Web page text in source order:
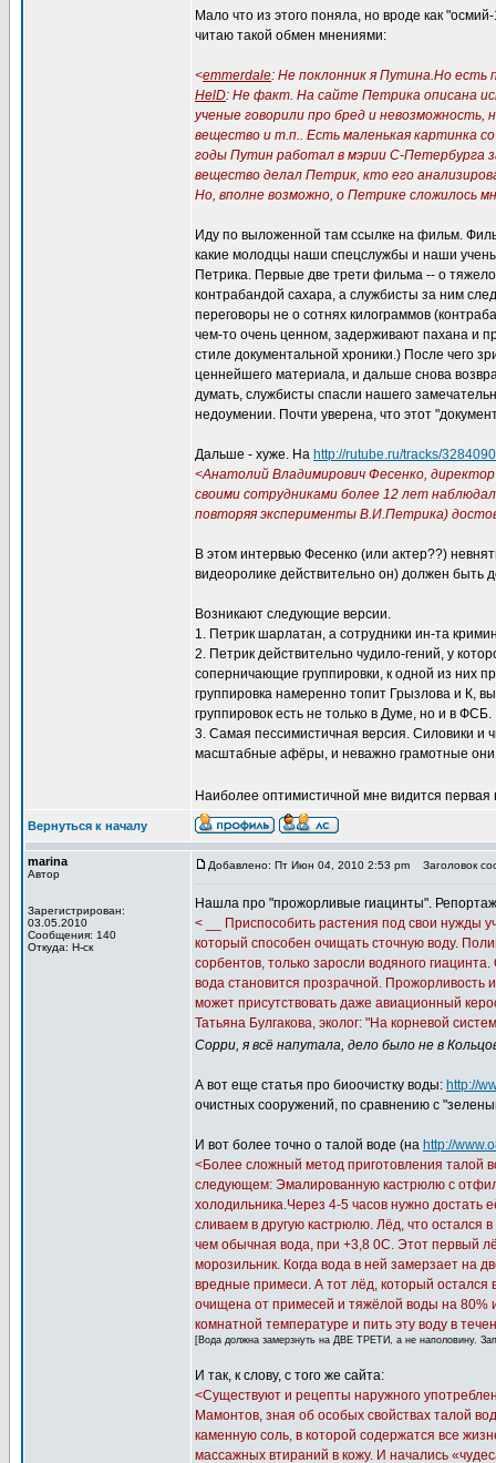
Мало что из этого поняла, но вроде как
читаю такой обмен мнениями:
<emmerdale: Не поклонник я Путина.Но есть
HelD: Не факт. На сайте Петрика описана
ученые говорили про бред и
вещество и т.п.. Есть маленькая картинка
годы Путин работал в мэрии С-Петербурга
вещество делал Петрик, кто его
Но, вполне возможно, о Петрике сложилось
Иду по выложенной там ссылке на фильм.
какие молодцы наши спецслужбы и наши
Петрика. Первые две трети фильма -- о
контрабандой сахара, а службисты за ним
переговоры не о сотнях килограммов
чем-то очень ценном, задерживают пахана и
стиле документальной хроники.) После чего
ценнейшего материала, и дальше снова
думать, службисты спасли нашего
недоумении. Почти уверена, что этот
Дальше - хуже. На http://rutube.ru/tracks/
<Анатолий Владимирович Фесенко,
своими сотрудниками более 12 лет
повторяя эксперименты В.И.Петрика)
В этом интервью Фесенко (или актер??)
видеоролике действительно он) должен быть
Возникают следующие версии.
1. Петрик шарлатан, а сотрудники ин-та
2. Петрик действительно чудило-гений, у
соперничающие группировки, к одной из них
группировка намеренно топит Грызлова и К,
группировок есть не только в Думе, но и в ФСБ.
3. Самая пессимистичная версия. Силовики и
масштабные афёры, и неважно грамотные они
Наиболее оптимистичной мне видится
Вернуться к началу
marina
Автор
Зарегистрирован:
03.05.2010
Сообщения: 140
Откуда: Н-ск
Добавлено: Пт Июн 04, 2010 2:53 pm Заголовок
Нашла про "прожорливые гиацинты".
< __ Приспособить растения под свои нужды
который способен очищать сточную воду.
сорбентов, только заросли водяного
вода становится прозрачной. Прожорливость
может присутствовать даже авиационный
Татьяна Булгакова, эколог: "На корневой
Сорри, я всё напутала, дело было не в
А вот еще статья про биоочистку воды: http://
очистных сооружений, по сравнению с
И вот более точно о талой воде (на http://
<Более сложный метод приготовления талой
следующем: Эмалированную кастрюлю с
холодильника.Через 4-5 часов нужно достать
сливаем в другую кастрюлю. Лёд, что остался
чем обычная вода, при +3,8 0C. Этот первый
морозильник. Когда вода в ней замерзает на
вредные примеси. А тот лёд, который остался
очищена от примесей и тяжёлой воды на 80%
комнатной температуре и пить эту воду в
[Вода должна замерзнуть на ДВЕ ТРЕТИ, а не наполовину.
И так, к слову, с того же сайта:
<Существуют и рецепты наружного
Мамонтов, зная об особых свойствах талой
каменную соль, в которой содержатся все
массажных втираний в кожу. И начались